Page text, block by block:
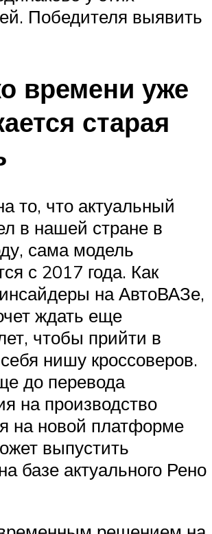
Победителя выявить
времени уже
старая
то, что актуальный
в нашей стране в
сама модель
с 2017 года. Как
на АвтоВАЗе,
ждать еще
чтобы прийти в
нишу кроссоверов.
до перевода
на производство
на новой платформе
выпустить
базе актуального Рено